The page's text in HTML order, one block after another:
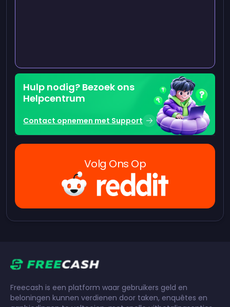
Hulp nodig? Bezoek ons
Helpcentrum
Contact opnemen met Support
Volg Ons Op
Freecash is een platform waar gebruikers geld en
beloningen kunnen verdienen door taken, enquêtes en